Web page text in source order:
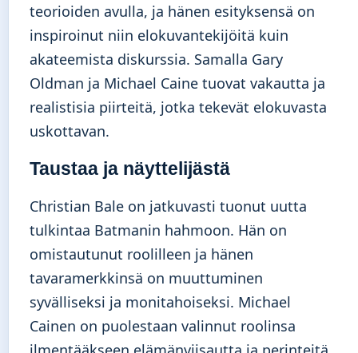
teorioiden avulla, ja hänen esityksensä on
inspiroinut niin elokuvantekijöitä kuin
akateemista diskurssia. Samalla Gary
Oldman ja Michael Caine tuovat vakautta ja
realistisia piirteitä, jotka tekevät elokuvasta
uskottavan.
Taustaa ja näyttelijästä
Christian Bale on jatkuvasti tuonut uutta
tulkintaa Batmanin hahmoon. Hän on
omistautunut roolilleen ja hänen
tavaramerkkinsä on muuttuminen
syvälliseksi ja monitahoiseksi. Michael
Cainen on puolestaan valinnut roolinsa